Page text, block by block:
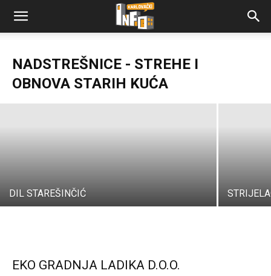
NADSTREŠNICE - STREHE I
OBNOVA STARIH KUĆA
ŽUPA, TRGOVAČKO PROIZVODNI OBRT
Karlovački Info - 04/05/2020
DIL STAREŠINČIĆ
EKO GRADNJA LADIKA D.O.O.